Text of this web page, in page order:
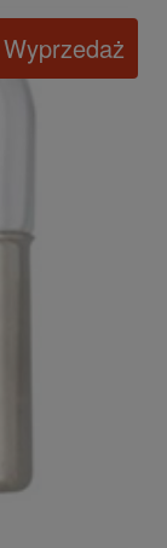
Wyprzedaż